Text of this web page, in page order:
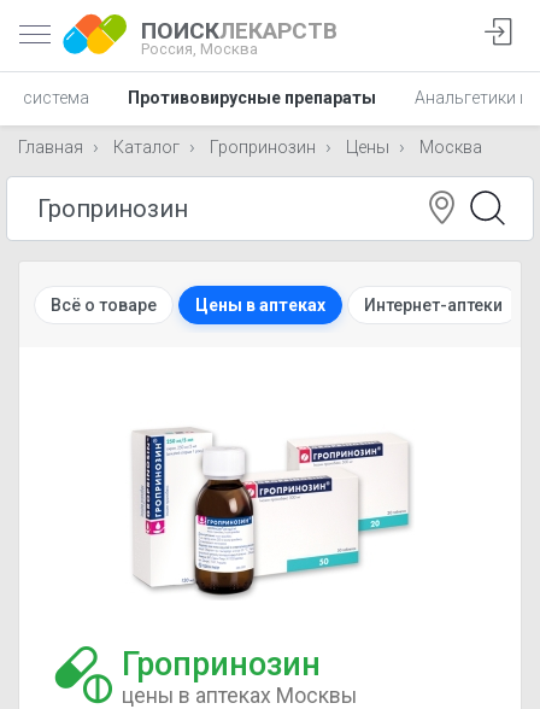
ПОИСКЛЕКАРСТВ
Россия, Москва
система Противовирусные препараты Анальгетики и
Главная Каталог Гропринозин Цены Москва
Всё о товаре Цены в аптеках Интернет-аптеки
Гропринозин
цены в аптеках Москвы